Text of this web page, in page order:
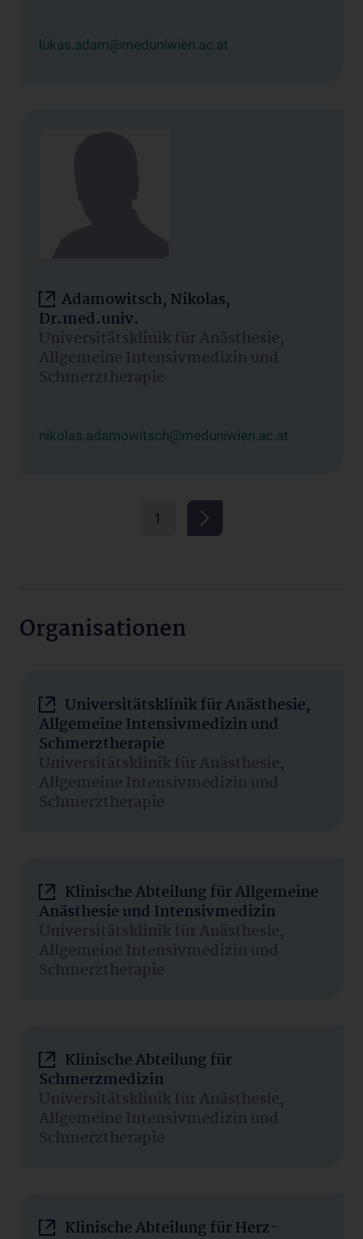
lukas.adam@meduniwien.ac.at
Adamowitsch, Nikolas,
Dr.med.univ.
Universitätsklinik für Anästhesie,
Allgemeine Intensivmedizin und
Schmerztherapie
nikolas.adamowitsch@meduniwien.ac.at
1
Organisationen
Universitätsklinik für Anästhesie,
Allgemeine Intensivmedizin und
Schmerztherapie
Universitätsklinik für Anästhesie,
Allgemeine Intensivmedizin und
Schmerztherapie
Klinische Abteilung für Allgemeine
Anästhesie und Intensivmedizin
Universitätsklinik für Anästhesie,
Allgemeine Intensivmedizin und
Schmerztherapie
Klinische Abteilung für
Schmerzmedizin
Universitätsklinik für Anästhesie,
Allgemeine Intensivmedizin und
Schmerztherapie
Klinische Abteilung für Herz-